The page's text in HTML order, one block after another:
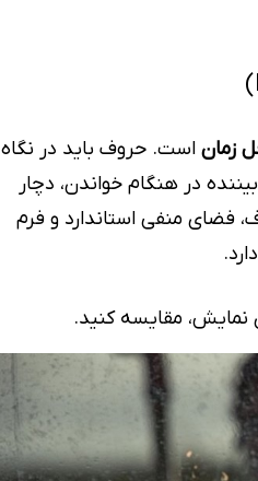
زمان است. حروف باید در نگاه
در هنگام خواندن، دچار
منفی استاندارد و فرم
نمایش، مقایسه کنید.